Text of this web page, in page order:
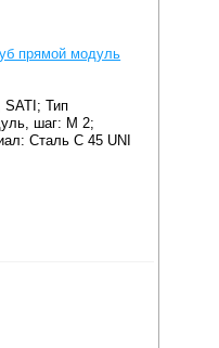
прямой модуль
SATI; Тип
шаг: M 2;
Сталь C 45 UNI